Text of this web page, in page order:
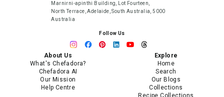
Marnirni-apinthi Building, Lot Fourteen,
North Terrace, Adelaide, South Australia, 5000
Australia
Follow Us
About Us
What's Chefadora?
Chefadora AI
Our Mission
Help Centre
Explore
Home
Search
Our Blogs
Collections
Recipe Collections